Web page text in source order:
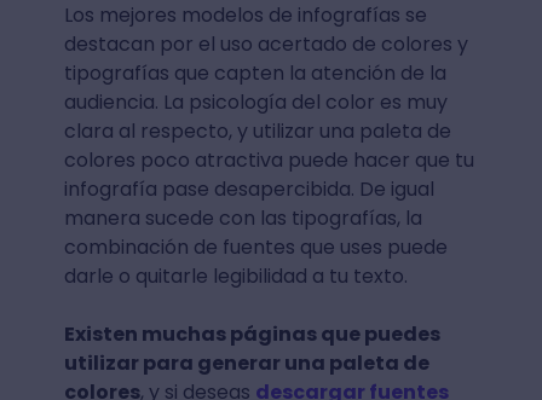
Los mejores modelos de infografías se
destacan por el uso acertado de colores y
tipografías que capten la atención de la
audiencia. La psicología del color es muy
clara al respecto, y utilizar una paleta de
colores poco atractiva puede hacer que tu
infografía pase desapercibida. De igual
manera sucede con las tipografías, la
combinación de fuentes que uses puede
darle o quitarle legibilidad a tu texto.
Existen muchas páginas que puedes
utilizar para generar una paleta de
colores, y si deseas descargar fuentes